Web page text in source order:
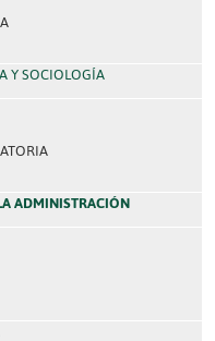
Y SOCIOLOGÍA
ADMINISTRACIÓN